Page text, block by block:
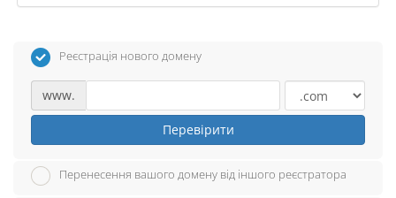
Реєстрація нового домену
www.
Перевірити
Перенесення вашого домену від іншого реєстратора